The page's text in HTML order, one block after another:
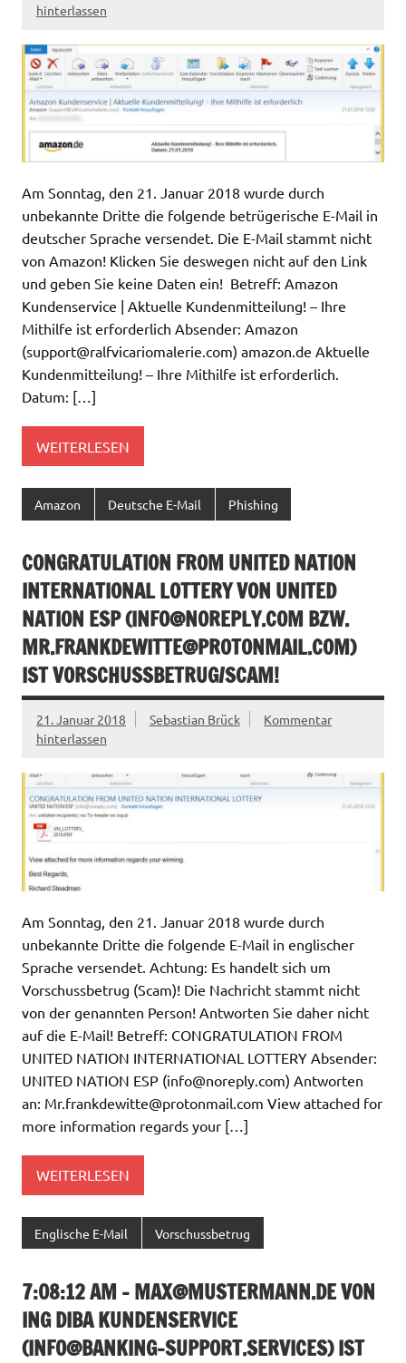
hinterlassen
Am Sonntag, den 21. Januar 2018 wurde durch
unbekannte Dritte die folgende betrügerische E-Mail in
deutscher Sprache versendet. Die E-Mail stammt nicht
von Amazon! Klicken Sie deswegen nicht auf den Link
und geben Sie keine Daten ein! Betreff: Amazon
Kundenservice | Aktuelle Kundenmitteilung! – Ihre
Mithilfe ist erforderlich Absender: Amazon
(support@ralfvicariomalerie.com) amazon.de Aktuelle
Kundenmitteilung! – Ihre Mithilfe ist erforderlich.
Datum: […]
WEITERLESEN
Amazon Deutsche E-Mail Phishing
CONGRATULATION FROM UNITED NATION
INTERNATIONAL LOTTERY VON UNITED
NATION ESP (INFO@NOREPLY.COM BZW.
MR.FRANKDEWITTE@PROTONMAIL.COM)
IST VORSCHUSSBETRUG/SCAM!
21. Januar 2018 Sebastian Brück
Kommentar
hinterlassen
Am Sonntag, den 21. Januar 2018 wurde durch
unbekannte Dritte die folgende E-Mail in englischer
Sprache versendet. Achtung: Es handelt sich um
Vorschussbetrug (Scam)! Die Nachricht stammt nicht
von der genannten Person! Antworten Sie daher nicht
auf die E-Mail! Betreff: CONGRATULATION FROM
UNITED NATION INTERNATIONAL LOTTERY Absender:
UNITED NATION ESP (info@noreply.com) Antworten
an: Mr.frankdewitte@protonmail.com View attached for
more information regards your […]
WEITERLESEN
Englische E-Mail Vorschussbetrug
7:08:12 AM –MAX@MUSTERMANN.DEVON
ING DIBA KUNDENSERVICE
(INFO@BANKING-SUPPORT.SERVICES) IST